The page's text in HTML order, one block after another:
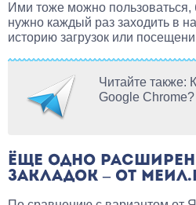
Ими тоже можно пользоваться,
нужно каждый раз заходить в
историю загрузок или
Читайте также:
Google Chrome?
ЁЩЕ ОДНО
ЗАКЛАДОК – ОТ